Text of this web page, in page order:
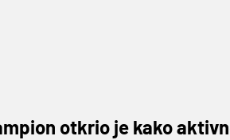
otkrio je kako